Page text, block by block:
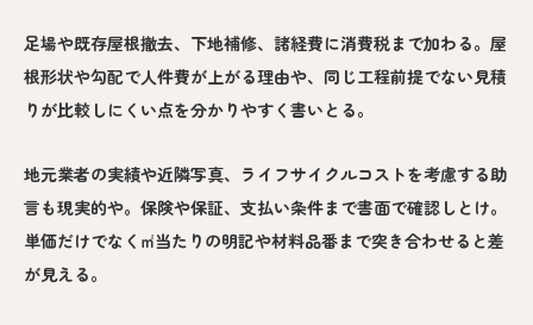
足場や既存屋根撤去、下地補修、諸経費に消費税まで加わる。屋
根形状や勾配で人件費が上がる理由や、同じ工程前提でない見積
りが比較しにくい点を分かりやすく書いとる。
地元業者の実績や近隣写真、ライフサイクルコストを考慮する助
言も現実的や。保険や保証、支払い条件まで書面で確認しとけ。
単価だけでなく㎡当たりの明記や材料品番まで突き合わせると差
が見える。